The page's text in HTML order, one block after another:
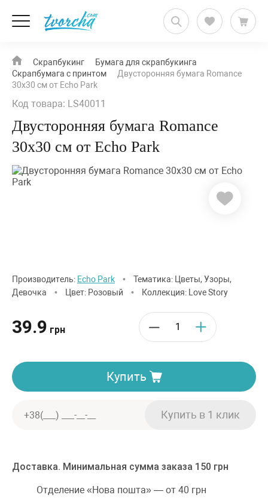
Скрапбукинг
Бумага для скрапбукинга
Скрапбумага с принтом
Двусторонняя бумага Romance
30х30 см от Echo Park
Код товара: LS40011
Двусторонняя бумага Romance
30х30 см от Echo Park
Производитель: Echo Park •
Тематика: Цветы, Узоры,
Девочка
• Цвет: Розовый • Коллекция: Love Story
39.9 грн
Купить
Доставка. Минимальная сумма заказа 150 грн
Отделение «Нова пошта» — от 40 грн